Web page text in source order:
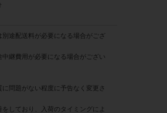
途配送料が必要になる場合がござ
継費用が必要になる場合がござい
問題がない程度に予告なく変更さ
しており、入荷のタイミングによ